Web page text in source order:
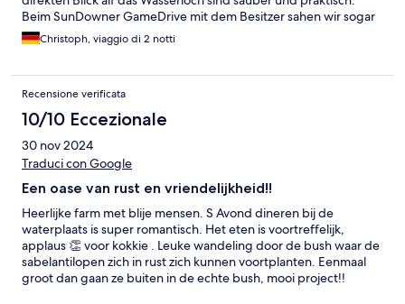
Beim SunDowner GameDrive mit dem Besitzer sahen wir sogar
einen Geparden. Somit alles bestens und wir kommen gerne
wieder.
Christoph, viaggio di 2 notti
Recensione verificata
10/10 Eccezionale
30 nov 2024
Traduci con Google
Een oase van rust en vriendelijkheid!!
Heerlijke farm met blije mensen. S Avond dineren bij de
waterplaats is super romantisch. Het eten is voortreffelijk,
applaus 👏 voor kokkie . Leuke wandeling door de bush waar de
sabelantilopen zich in rust zich kunnen voortplanten. Eenmaal
groot dan gaan ze buiten in de echte bush, mooi project!!